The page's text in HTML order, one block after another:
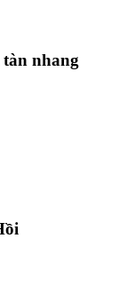
nhang